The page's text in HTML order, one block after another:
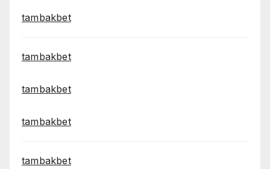
tambakbet
tambakbet
tambakbet
tambakbet
tambakbet